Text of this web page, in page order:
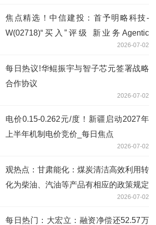
焦点精选！中信建投：首予明略科技-
W(02718)“买入”评级 新业务Agentic
2026-07-02
每日热议!华鲲振宇与智子芯元签署战略
合作协议
2026-07-02
电价0.15-0.262元/度！新疆启动2027年
上半年机制电价竞价_每日焦点
2026-07-02
观热点：甘肃能化：煤炭清洁高效利用转
化为柴油、汽油等产品有相应的政策规定
2026-07-02
每日热门：大宏立：融资净偿还52.57万